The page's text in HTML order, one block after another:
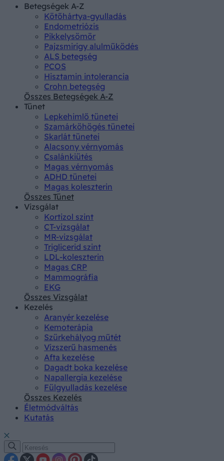
Betegségek A-Z
Kötőhártya-gyulladás
Endometriózis
Pikkelysömör
Pajzsmirigy alulműködés
ALS betegség
PCOS
Hisztamin intolerancia
Crohn betegség
Összes Betegségek A-Z
Tünet
Lepkehimlő tünetei
Szamárköhögés tünetei
Skarlát tünetei
Alacsony vérnyomás
Csalánkiütés
Magas vérnyomás
ADHD tünetei
Magas koleszterin
Összes Tünet
Vizsgálat
Kortizol szint
CT-vizsgálat
MR-vizsgálat
Triglicerid szint
LDL-koleszterin
Magas CRP
Mammográfia
EKG
Összes Vizsgálat
Kezelés
Aranyér kezelése
Kemoterápia
Szürkehályog műtét
Vízszerű hasmenés
Afta kezelése
Dagadt boka kezelése
Napallergia kezelése
Fülgyulladás kezelése
Összes Kezelés
Életmódváltás
Kutatás